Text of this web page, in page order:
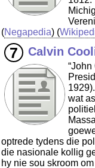
(Negapedia) (
Calvin
wat
optrede tydens die
die nasionale kollig
hy nie sou skroom